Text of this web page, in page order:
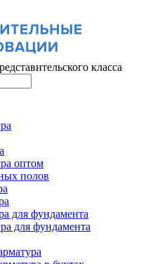
класса
оптом
полов
для фундамента
для фундамента